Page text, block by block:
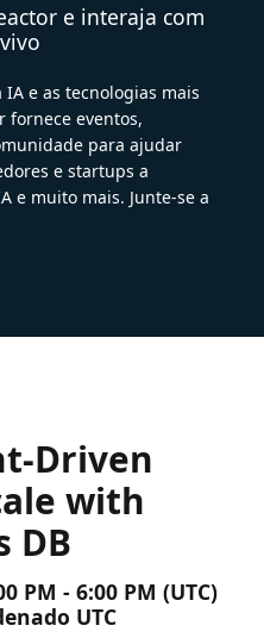
e interaja com
e as tecnologias mais
fornece eventos,
para ajudar
e startups a
e muito mais. Junte-se a
Driven
with
DB
PM - 6:00 PM (UTC)
UTC